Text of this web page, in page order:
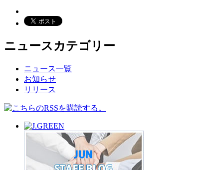
ニュースカテゴリー
ニュース一覧
お知らせ
リリース